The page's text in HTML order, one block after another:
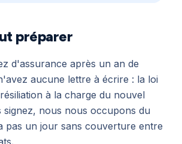
préparer
d'assurance après un an de
aucune lettre à écrire : la loi
à la charge du nouvel
signez, nous nous occupons du
pas un jour sans couverture entre